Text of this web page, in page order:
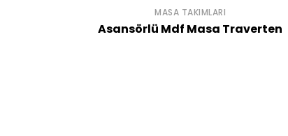
MASA TAKIMLARI
Asansörlü Mdf Masa Traverten